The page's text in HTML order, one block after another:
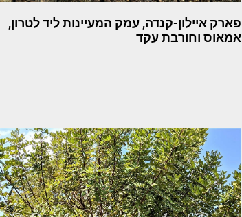
פארק איילון-קנדה, עמק המעיינות ליד לטרון,
אמאוס וחורבת עקד